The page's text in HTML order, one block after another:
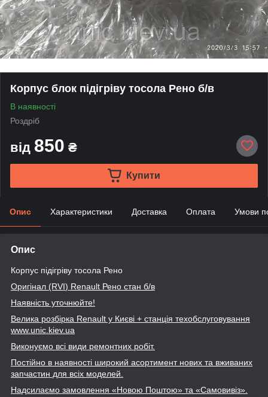
Корпус блок підігріву тосола Рено б/в
В наявності
Роздріб
від 850 ₴
Купити
Опис Характеристики Доставка Оплата Умови
Опис
Корпус підігріву тосола Рено
Оригінал (RVI) Renault Рено стан б/в
Наявність уточнюйте!
Велика розбірка Renault у Києві + станція техобслуговування
www.unic .kiev.ua
Виконуємо всі види ремонтних робіт.
Постійно в наявності широкий асортимент нових та вживаних
запчастин для всіх моделей.
Надсилаємо замовлення «Новою Поштою» та «Самовивіз».